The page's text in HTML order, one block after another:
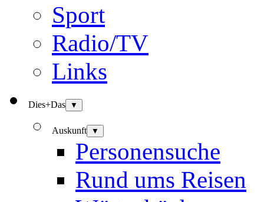
Sport
Radio/TV
Links
Dies+Das ▼
Auskunft ▼
Personensuche
Rund ums Reisen